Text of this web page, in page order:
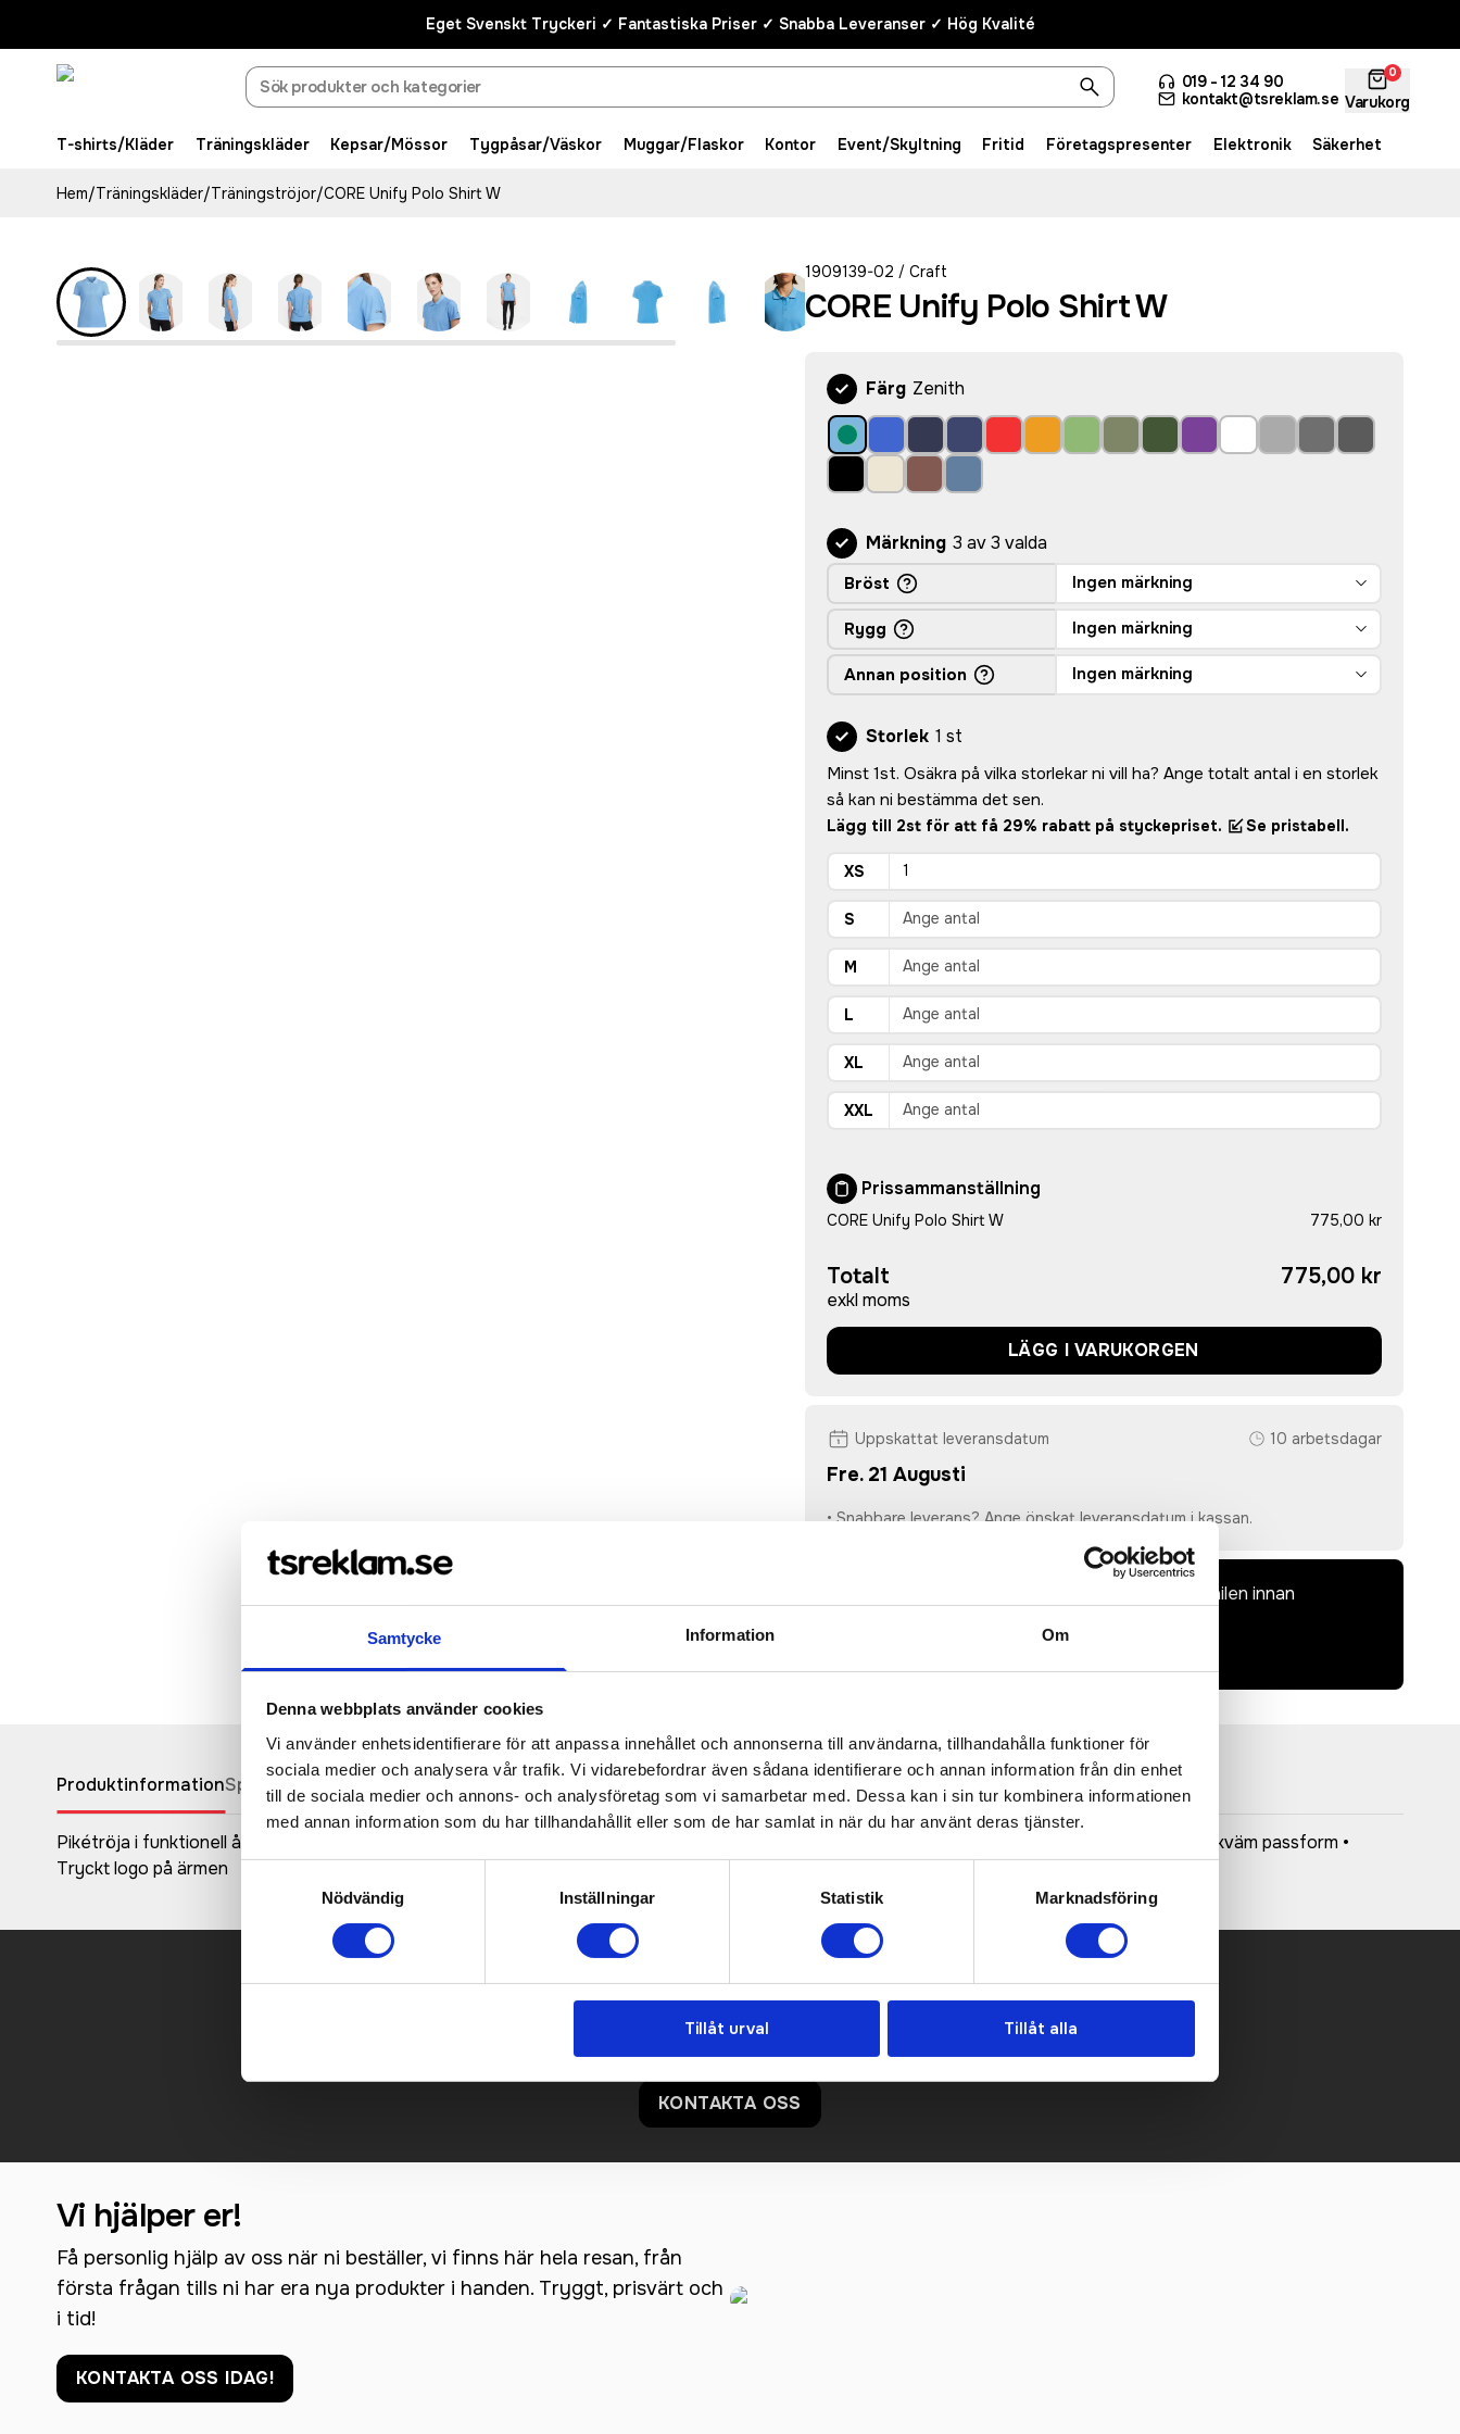
Samtycke Information Om
Denna webbplats använder cookies
Vi använder enhetsidentifierare för att anpassa innehållet och annonserna till användarna, tillhandahålla funktioner för
sociala medier och analysera vår trafik. Vi vidarebefordrar även sådana identifierare och annan information från din enhet
till de sociala medier och annons- och analysföretag som vi samarbetar med. Dessa kan i sin tur kombinera informationen
med annan information som du har tillhandahållit eller som de har samlat in när du har använt deras tjänster.
Nödvändig
Inställningar Statistik Marknadsföring
Tillåt urval Tillåt alla
Eget Svenskt Tryckeri ✓ Fantastiska Priser ✓ Snabba Leveranser ✓ Hög Kvalité
019 - 12 34 90
kontakt@tsreklam.se
0
Varukorg
T-shirts/Kläder Träningskläder Kepsar/Mössor Tygpåsar/Väskor Muggar/Flaskor Kontor Event/Skyltning Fritid Företagspresenter Elektronik Säkerhet
Hem/Träningskläder/Träningströjor/CORE Unify Polo Shirt W
1909139-02 / Craft
CORE Unify Polo Shirt W
Färg Zenith
Märkning 3 av 3 valda
Bröst Ingen märkning
Rygg Ingen märkning
Annan position Ingen märkning
Storlek 1 st
Minst 1st. Osäkra på vilka storlekar ni vill ha? Ange totalt antal i en storlek
så kan ni bestämma det sen.
Lägg till 2st för att få 29% rabatt på styckepriset. Se pristabell.
XS
S
M
L
XL
XXL
Prissammanställning
CORE Unify Polo Shirt W 775,00 kr
Totalt
exkl moms
775,00 kr
LÄGG I VARUKORGEN
Uppskattat leveransdatum 10 arbetsdagar
Fre. 21 Augusti
• Snabbare leverans? Ange önskat leveransdatum i kassan.
• Du får alltid godkänna en offert och skiss på mailen innan
ProduktinformationSpecifikationer Pristabell Recensioner (954 st)
Pikétröja i funktionell återvunnen polyester med bekväm passform och tryckt logo på ärmen. • Återvunnen polyester med bra fukttransport • Bekväm passform •
Tryckt logo på ärmen
Prisuppgift på mailen?
Kontakta oss här för att få förslag på produkt och pris över mailen.
Det går också utmärkt att bara ställa frågor!
KONTAKTA OSS
Vi hjälper er!
Få personlig hjälp av oss när ni beställer, vi finns här hela resan, från
första frågan tills ni har era nya produkter i handen. Tryggt, prisvärt och
i tid!
KONTAKTA OSS IDAG!